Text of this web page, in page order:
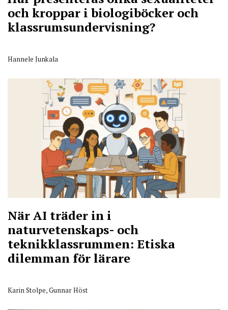
och kroppar i biologiböcker och
klassrumsundervisning?
Hannele Junkala
När AI träder in i
naturvetenskaps- och
teknikklassrummen: Etiska
dilemman för lärare
Karin Stolpe, Gunnar Höst